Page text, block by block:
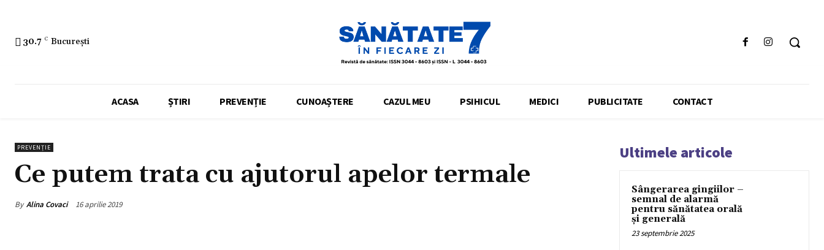
30.7 C București
ACASA ȘTIRI PREVENȚIE CUNOAȘTERE CAZUL MEU PSIHICUL MEDICI PUBLICITATE CONTACT
PREVENȚIE
Ce putem trata cu ajutorul apelor termale
By Alina Covaci 16 aprilie 2019
Ultimele articole
Sângerarea gingiilor –
semnal de alarmă
pentru sănătatea orală
și generală
23 septembrie 2025